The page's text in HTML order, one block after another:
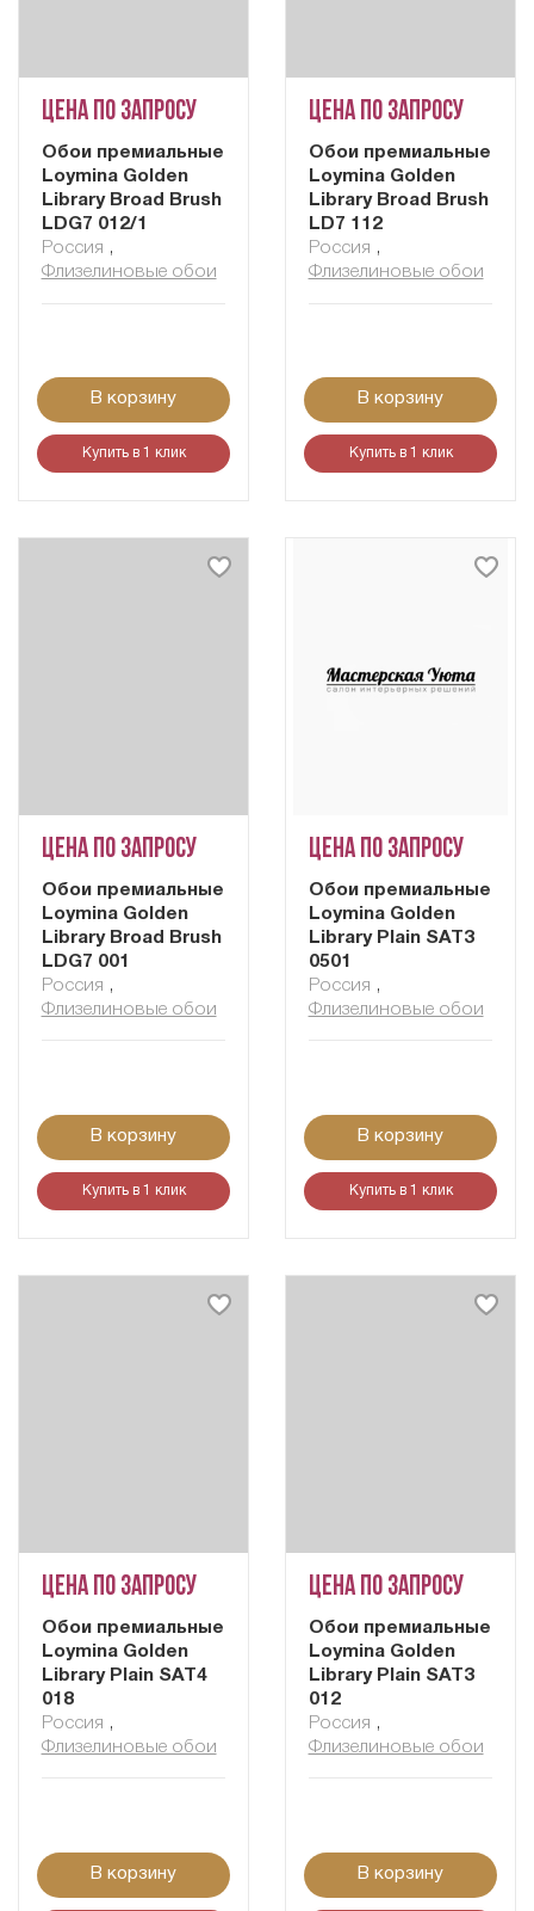
Цена по запросу
Обои премиальные
Loymina Golden
Library Broad Brush
LDG7 012/1
Россия ,
Флизелиновые обои
В корзину
Купить в 1 клик
Цена по запросу
Обои премиальные
Loymina Golden
Library Broad Brush
LD7 112
Россия ,
Флизелиновые обои
В корзину
Купить в 1 клик
Цена по запросу
Обои премиальные
Loymina Golden
Library Broad Brush
LDG7 001
Россия ,
Флизелиновые обои
В корзину
Купить в 1 клик
Цена по запросу
Обои премиальные
Loymina Golden
Library Plain SAT3
0501
Россия ,
Флизелиновые обои
В корзину
Купить в 1 клик
Цена по запросу
Обои премиальные
Loymina Golden
Library Plain SAT4
018
Россия ,
Флизелиновые обои
В корзину
Цена по запросу
Обои премиальные
Loymina Golden
Library Plain SAT3
012
Россия ,
Флизелиновые обои
В корзину